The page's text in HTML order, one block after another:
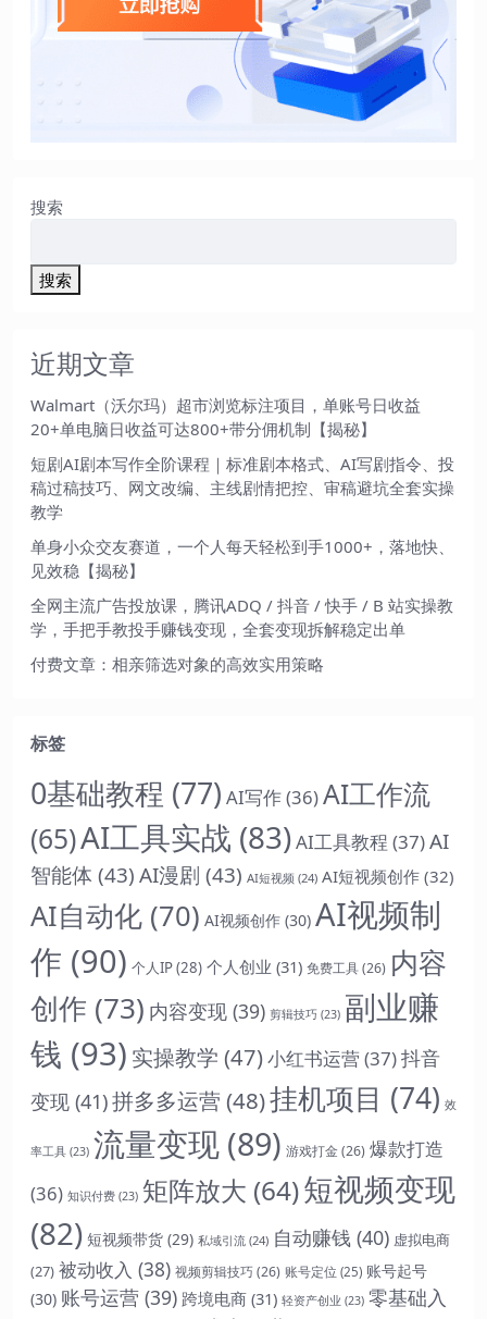
搜索
搜索
近期文章
Walmart（沃尔玛）超市浏览标注项目，单账号日收益
20+单电脑日收益可达800+带分佣机制【揭秘】
短剧AI剧本写作全阶课程｜标准剧本格式、AI写剧指令、投
稿过稿技巧、网文改编、主线剧情把控、审稿避坑全套实操
教学
单身小众交友赛道，一个人每天轻松到手1000+，落地快、
见效稳【揭秘】
全网主流广告投放课，腾讯ADQ / 抖音 / 快手 / B 站实操教
学，手把手教投手赚钱变现，全套变现拆解稳定出单
付费文章：相亲筛选对象的高效实用策略
标签
0基础教程 (77) AI写作(36)AI工作流
(65)AI工具实战 (83)AI工具教程 (37)AI
智能体 (43)AI漫剧 (43) AI短视频 (24) AI短视频创作 (32)
AI自动化 (70) AI视频创作 (30) AI视频制
作 (90) 个人IP(28) 个人创业 (31) 免费工具(26) 内容
创作 (73) 内容变现 (39) 剪辑技巧 (23) 副业赚
钱 (93) 实操教学 (47)小红书运营(37)抖音
变现 (41)拼多多运营 (48)挂机项目 (74) 效
率工具 (23) 流量变现 (89) 游戏打金(26) 爆款打造
(36) 知识付费 (23) 矩阵放大 (64)短视频变现
(82) 短视频带货 (29) 私域引流 (24) 自动赚钱 (40) 虚拟电商
(27) 被动收入 (38) 视频剪辑技巧(26) 账号定位 (25) 账号起号
(30) 账号运营 (39) 跨境电商 (31) 轻资产创业 (23) 零基础入